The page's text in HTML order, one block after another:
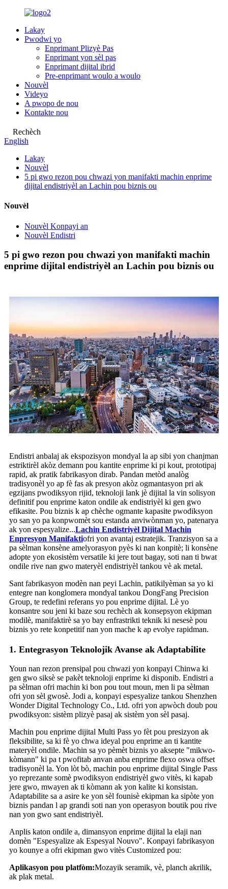
Lakay
Pwodwi yo
Enprimant Plizyè Pas
Enprimant yon sèl pas
Enprimant dijital ibrid
Pre-enprimant woulo a woulo
Nouvèl
Videyo
A pwopo de nou
Kontakte nou
Rechèch
English
Lakay
Nouvèl
5 pi gwo rezon pou chwazi yon manifakti machin enprime
dijital endistriyèl an Lachin pou biznis ou
Nouvèl
Nouvèl Konpayi an
Nouvèl Endistri
5 pi gwo rezon pou chwazi yon manifakti machin
enprime dijital endistriyèl an Lachin pou biznis ou
Endistri anbalaj ak ekspozisyon mondyal la ap sibi yon chanjman
estriktirèl akòz demann pou kantite enprime ki pi kout, prototipaj
rapid, ak pratik fabrikasyon dirab. Pandan metòd analòg
tradisyonèl yo ap fè fas ak presyon akòz ogmantasyon pri ak
egzijans pwodiksyon rijid, teknoloji lank jè dijital la vin solisyon
definitif pou enprime katon ondile ak endistriyèl ki gen gwo
efikasite. Pou biznis k ap chèche ogmante kapasite pwodiksyon
yo san yo pa konpwomèt sou estanda anviwònman yo, patenarya
ak yon espesyalize...Lachin Endistriyèl Dijital Machin
Enpresyon Manifaktiofri yon avantaj estratejik. Tranzisyon sa a
pa sèlman konsène amelyorasyon pyès ki nan konpitè; li konsène
adopte yon ekosistèm versatile ki jere tout bagay, soti nan ti bwat
ondile rive nan gwo materyèl endistriyèl tankou vè ak metal.
Sant fabrikasyon modèn nan peyi Lachin, patikilyèman sa yo ki
entegre nan konglomera mondyal tankou DongFang Precision
Group, te redefini referans yo pou enprime dijital. Lè yo
konsantre sou jeni ki baze sou rechèch ak konsepsyon ekipman
modilè, manifaktirè sa yo bay enfrastrikti teknik ki nesesè pou
biznis yo rete konpetitif nan yon mache k ap evolye rapidman.
1. Entegrasyon Teknolojik Avanse ak Adaptabilite
Youn nan rezon prensipal pou chwazi yon konpayi Chinwa ki
gen gwo siksè se pakèt teknoloji enprime ki disponib. Endistri a
pa sèlman ofri machin ki bon pou tout moun, men li pa sèlman
ofri yon sèl gwosè. Jodi a, konpayi espesyalize tankou Shenzhen
Wonder Digital Technology Co., Ltd. ofri yon apwòch doub pou
pwodiksyon: sistèm plizyè pasaj ak sistèm yon sèl pasaj.
Machin pou enprime dijital Multi Pass yo fèt pou presizyon ak
fleksibilite, sa ki fè yo chwa ideyal pou enprime an ti kantite
materyèl ondile. Machin sa yo pèmèt biznis yo aksepte "mikwo-
kòmann" ki pa t pwofitab anvan anba enprime flexo oswa offset
tradisyonèl la. Yon lòt bò, machin pou enprime dijital Single Pass
yo reprezante somè pwodiksyon endistriyèl gwo vitès, ki kapab
jere gwo, mwayen ak ti kòmann ak yon kalite ki konsistan.
Adaptabilite sa a asire ke yon sèl founisè ekipman ka sipòte yon
biznis pandan l ap grandi soti nan yon operasyon boutik pou rive
nan yon gwo sant endistriyèl.
Anplis katon ondile a, dimansyon enprime dijital la elaji nan
domèn "Espesyalize ak Espesyal Nouvo". Konpayi fabrikasyon
yo kounye a ofri ekipman gwo vitès Customized pou:
Aplikasyon pou platfòm:Mozayik seramik, vè, planch akrilik,
ak plak metal.